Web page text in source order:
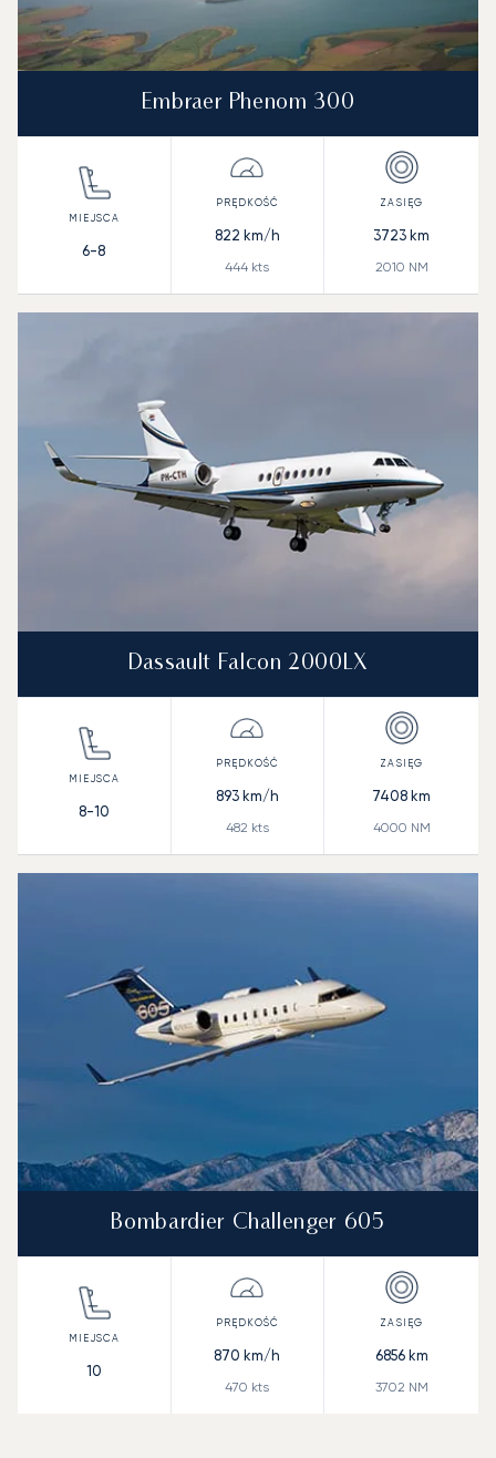
Embraer Phenom 300
6-8
822 km/h
444 kts
3723 km
2010 NM
Dassault Falcon 2000LX
8-10
893km/h
482 kts
7408 km
4000 NM
Bombardier Challenger 605
10
870 km/h
470 kts
6856km
3702 NM